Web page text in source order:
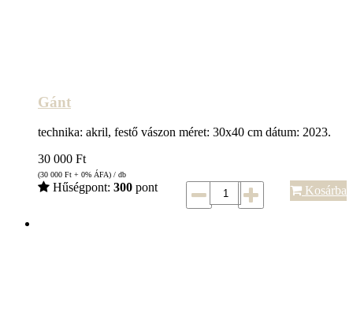
Gánt
technika: akril, festő vászon méret: 30x40 cm dátum: 2023.
30 000 Ft
(30 000 Ft + 0% ÁFA) / db
Hűségpont: 300 pont Kosárba